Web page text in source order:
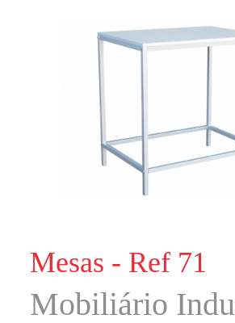
Mesas - Ref 71
Mobiliário